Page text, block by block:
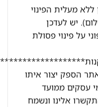
בבניין ללא מעלית הפינוי
תשלום). יש לעדכן
על פינוי פסולת
הספק יצור איתו
לו התקנה עד 7 ימי עסקים ממועד
אלינו ונשמח